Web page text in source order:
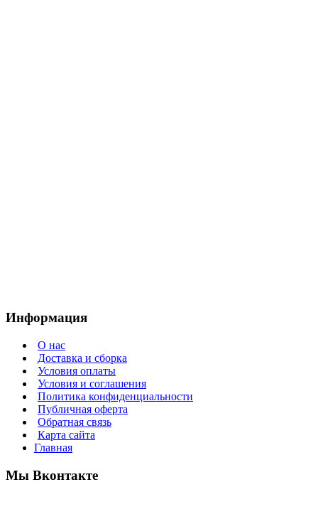
Информация
О нас
Доставка и сборка
Условия оплаты
Условия и соглашения
Политика конфиденциальности
Публичная оферта
Обратная связь
Карта сайта
Главная
Мы Вконтакте